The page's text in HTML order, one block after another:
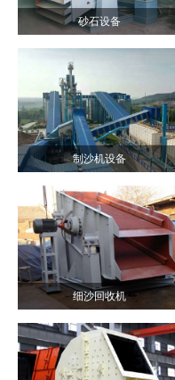
砂石设备
制沙机设备
细沙回收机